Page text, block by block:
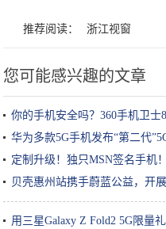
推荐阅读： 浙江视窗
您可能感兴趣的文章
你的手机安全吗？360手机卫士
华为多款5G手机发布“第二代
定制升级！独只MSN签名手机
贝壳惠州站携手蔚蓝公益，开
用三星Galaxy Z Fold2 5G限量